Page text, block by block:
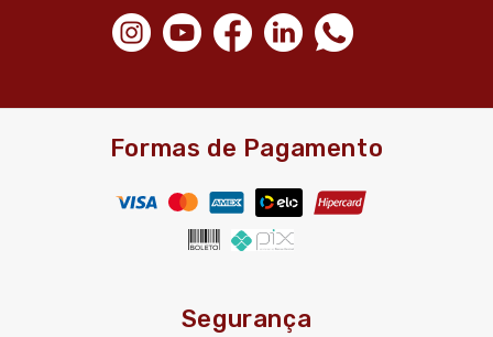
Formas de Pagamento
Segurança